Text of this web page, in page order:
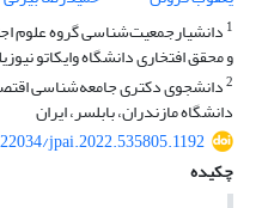
1دانشیارجمعیت‌شناسی گروه علوم
و محقق افتخاری دانشگاه وایکاتو
2دانشجوی دکتری جامعه‌شناسی
دانشگاه مازندران، بابلسر، ایران
jpai.2022.535805.1192
چکیده